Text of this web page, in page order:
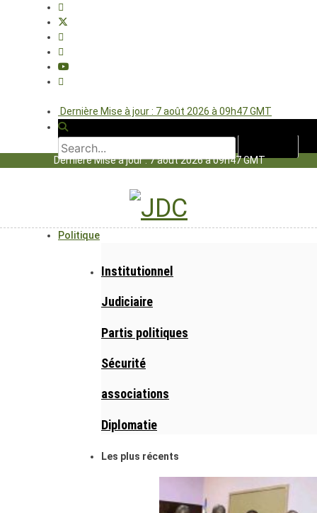
Dernière Mise à jour : 7 août 2026 à 09h47 GMT
Dernière Mise à jour : 7 août 2026 à 09h47 GMT
Politique
Institutionnel
Judiciaire
Partis politiques
Sécurité
associations
Diplomatie
Les plus récents